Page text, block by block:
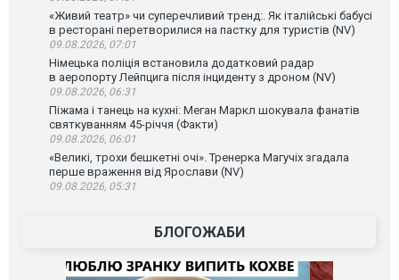
«Живий театр» чи суперечливий тренд:. Як італійські бабусі
в ресторані перетворилися на пастку для туристів (NV)
09.08.2026, 07:01
Німецька поліція встановила додатковий радар
в аеропорту Лейпцига після інциденту з дроном (NV)
09.08.2026, 06:31
Піжама і танець на кухні: Меган Маркл шокувала фанатів
святкуванням 45-річчя (Факти)
09.08.2026, 06:01
«Великі, трохи бешкетні очі». Тренерка Магучіх згадала
перше враження від Ярослави (NV)
09.08.2026, 05:31
БЛОГОЖАБИ